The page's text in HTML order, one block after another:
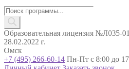
Поиск
товаров
Образовательная лицензия №Л035-
28.02.2022 г.
Омск
+7 (495) 266-60-14 Пн-Пт с 8:00 до